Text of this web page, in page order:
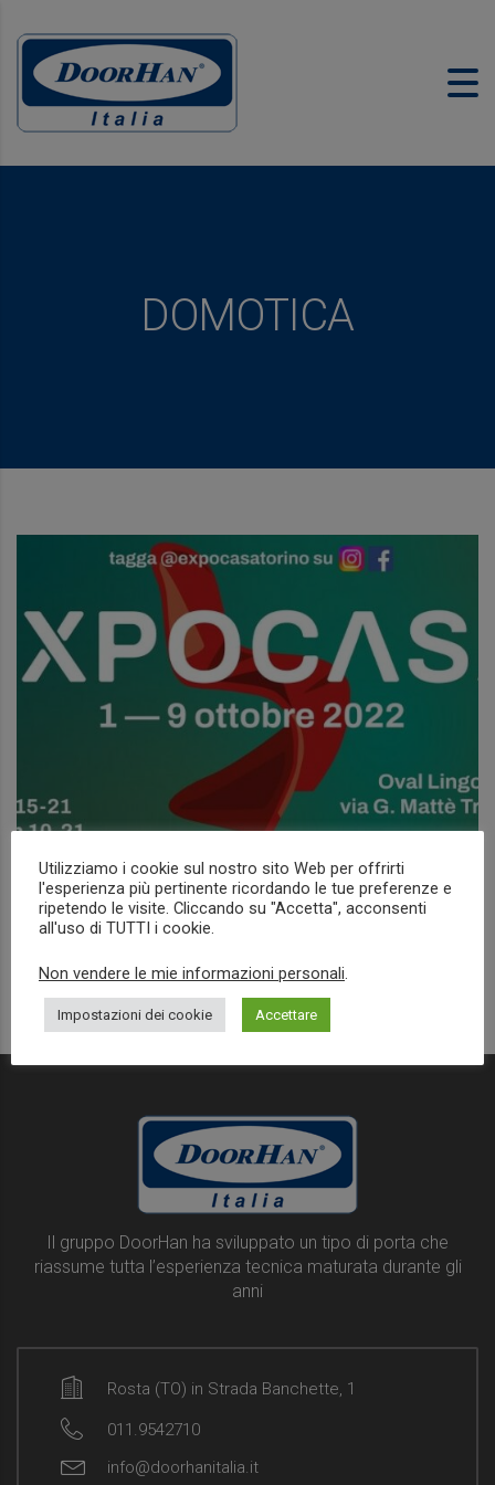
DOMOTICA
EXPOCASA 2022
Read more
Il gruppo DoorHan ha sviluppato un tipo di porta che
riassume tutta l’esperienza tecnica maturata durante gli
anni
Rosta (TO) in Strada Banchette, 1
011.9542710
info@doorhanitalia.it
Utilizziamo i cookie sul nostro sito Web per offrirti
l'esperienza più pertinente ricordando le tue preferenze e
ripetendo le visite. Cliccando su "Accetta", acconsenti
all'uso di TUTTI i cookie.
Non vendere le mie informazioni personali
Impostazioni dei cookie Accettare